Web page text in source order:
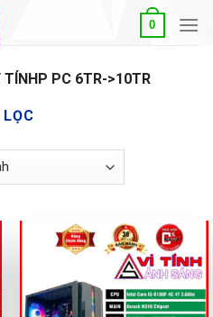
0
TÍNHP PC 6TR->10TR
LỌC